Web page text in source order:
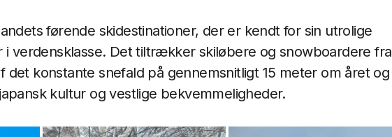
førende skidestinationer, der er kendt for sin utrolige
i verdensklasse. Det tiltrækker skiløbere og snowboardere fra
det konstante snefald på gennemsnitligt 15 meter om året og
kultur og vestlige bekvemmeligheder.